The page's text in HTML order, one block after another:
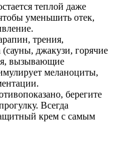
теплой даже
уменьшить отек,
трения,
джакузи, горячие
вызывающие
меланоциты,
берегите
Всегда
крем с самым